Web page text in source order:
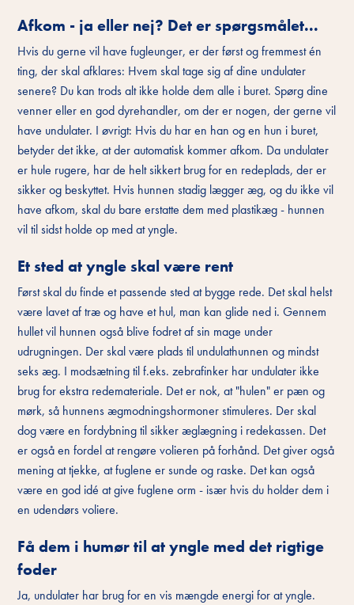
Afkom - ja eller nej? Det er spørgsmålet...
Hvis du gerne vil have fugleunger, er der først og fremmest én
ting, der skal afklares: Hvem skal tage sig af dine undulater
senere? Du kan trods alt ikke holde dem alle i buret. Spørg dine
venner eller en god dyrehandler, om der er nogen, der gerne vil
have undulater. I øvrigt: Hvis du har en han og en hun i buret,
betyder det ikke, at der automatisk kommer afkom. Da undulater
er hule rugere, har de helt sikkert brug for en redeplads, der er
sikker og beskyttet. Hvis hunnen stadig lægger æg, og du ikke vil
have afkom, skal du bare erstatte dem med plastikæg - hunnen
vil til sidst holde op med at yngle.
Et sted at yngle skal være rent
Først skal du finde et passende sted at bygge rede. Det skal helst
være lavet af træ og have et hul, man kan glide ned i. Gennem
hullet vil hunnen også blive fodret af sin mage under
udrugningen. Der skal være plads til undulathunnen og mindst
seks æg. I modsætning til f.eks. zebrafinker har undulater ikke
brug for ekstra redemateriale. Det er nok, at "hulen" er pæn og
mørk, så hunnens ægmodningshormoner stimuleres. Der skal
dog være en fordybning til sikker æglægning i redekassen. Det
er også en fordel at rengøre volieren på forhånd. Det giver også
mening at tjekke, at fuglene er sunde og raske. Det kan også
være en god idé at give fuglene orm - især hvis du holder dem i
en udendørs voliere.
Få dem i humør til at yngle med det rigtige
foder
Ja, undulater har brug for en vis mængde energi for at yngle.